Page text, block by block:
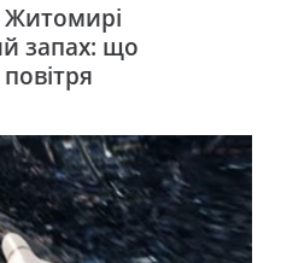
Житомирі
запах: що